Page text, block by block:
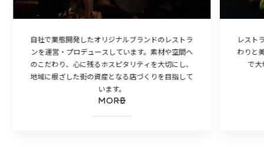
自社で業態開発したオリジナルブランドのレストラ
ンを運営・プロデュースしています。素材や空間へ
のこだわり、心に残るホスピタリティを大切にし、
地域に根ざした街の資産となる店づくりを目指して
います。
MORE
レスト
わりと
で大